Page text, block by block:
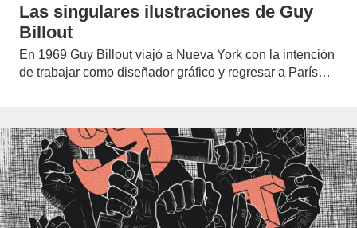
Las singulares ilustraciones de Guy
Billout
En 1969 Guy Billout viajó a Nueva York con la intención
de trabajar como diseñador gráfico y regresar a París…